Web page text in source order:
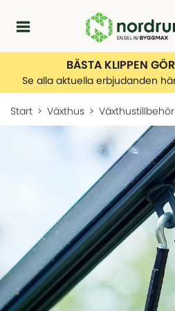
Kampanjer
Nyheter
SORTIMENT
Översikt - Kundservice
Kontakta oss
Leveransinformation
Hantera returer
Uterumsguiden
Uterum
SORTIMENT
Växthus
BÄSTA KLIPPEN
Se alla aktuella erbjudanden
Start Växthus Växthustillbehör